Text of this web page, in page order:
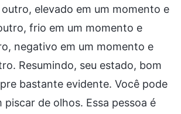
elevado em um momento e
frio em um momento e
negativo em um momento e
Resumindo, seu estado, bom
bastante evidente. Você pode
piscar de olhos. Essa pessoa é